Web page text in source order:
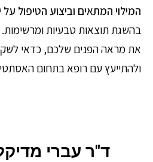
המילוי המתאים וביצוע הטיפול על
בהשגת תוצאות טבעיות
את מראה הפנים שלכם, כדאי
ולהתייעץ עם רופא בתחום
ד"ר עברי